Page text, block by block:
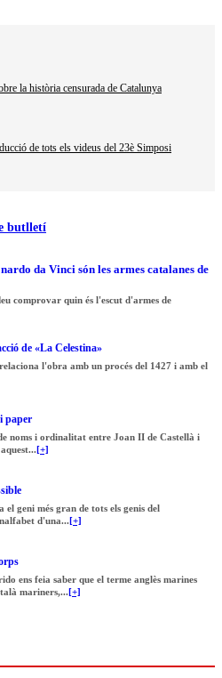
la història censurada de Catalunya
de tots els videus del 23è Simposi
butlletí
da Vinci són les armes catalanes de
comprovar quin és l'escut d'armes de
de «La Celestina»
l'obra amb un procés del 1427 i amb el
paper
noms i ordinalitat entre Joan II de Castellà i
[+]
geni més gran de tots els genis del
d'una... [+]
ens feia saber que el terme anglès marines
mariners,... [+]